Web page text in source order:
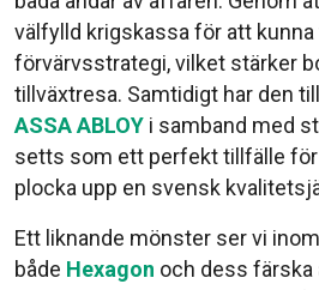
välfylld krigskassa för att kunna
förvärvsstrategi, vilket stärker
tillväxtresa. Samtidigt har den
ASSA ABLOY i samband med
setts som ett perfekt tillfälle
plocka upp en svensk
Ett liknande mönster ser vi
både Hexagon och dess färska